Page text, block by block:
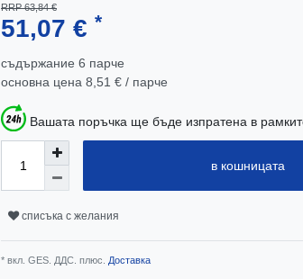
RRP 63,84 €
51,07 € *
съдържание 6 парче
основна цена 8,51 € / парче
Вашата поръчка ще бъде изпратена в
в кошницата
списъка с желания
* вкл. GES. ДДС. плюс. Доставка